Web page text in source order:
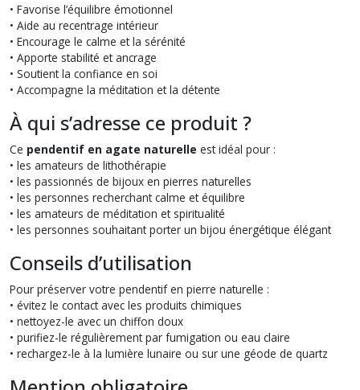
• Favorise l’équilibre émotionnel
• Aide au recentrage intérieur
• Encourage le calme et la sérénité
• Apporte stabilité et ancrage
• Soutient la confiance en soi
• Accompagne la méditation et la détente
À qui s’adresse ce produit ?
Ce pendentif en agate naturelle est idéal pour :
• les amateurs de lithothérapie
• les passionnés de bijoux en pierres naturelles
• les personnes recherchant calme et équilibre
• les amateurs de méditation et spiritualité
• les personnes souhaitant porter un bijou énergétique élégant
Conseils d’utilisation
Pour préserver votre pendentif en pierre naturelle :
• évitez le contact avec les produits chimiques
• nettoyez-le avec un chiffon doux
• purifiez-le régulièrement par fumigation ou eau claire
• rechargez-le à la lumière lunaire ou sur une géode de quartz